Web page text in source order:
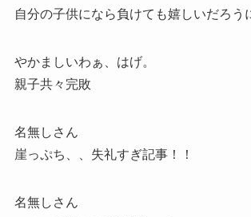
自分の子供になら負けても嬉しいだろう
やかましいわぁ、はげ。
親子共々完敗
名無しさん
崖っぷち、、失礼すぎ記事！！
名無しさん